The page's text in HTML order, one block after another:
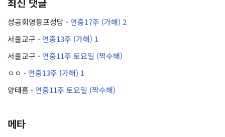
성공회영등포성당 - 연중17주 (가해) 2
서울교구 - 연중13주 (가해) 1
서울교구 - 연중11주 토요일 (짝수해)
ㅇㅇ - 연중13주 (가해) 1
양태흠 - 연중11주 토요일 (짝수해)
메타